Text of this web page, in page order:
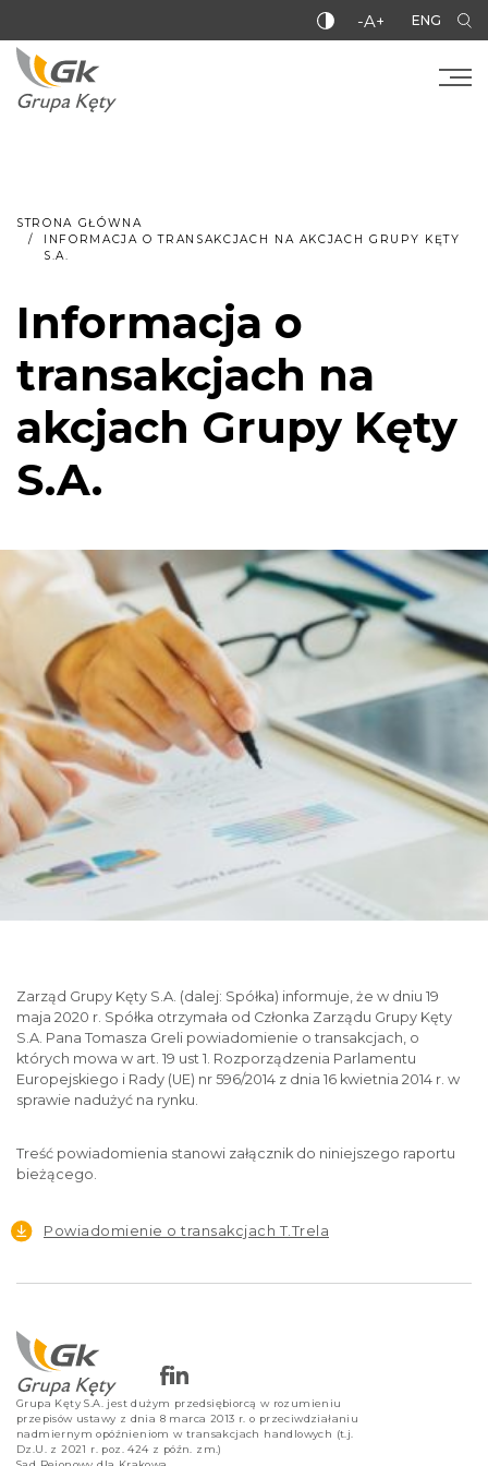
-A+ ENG
STRONA GŁÓWNA
INFORMACJA O TRANSAKCJACH NA AKCJACH GRUPY KĘTY
S.A.
Informacja o
transakcjach na
akcjach Grupy Kęty
S.A.
Zarząd Grupy Kęty S.A. (dalej: Spółka) informuje, że w dniu 19
maja 2020 r. Spółka otrzymała od Członka Zarządu Grupy Kęty
S.A. Pana Tomasza Greli powiadomienie o transakcjach, o
których mowa w art. 19 ust 1. Rozporządzenia Parlamentu
Europejskiego i Rady (UE) nr 596/2014 z dnia 16 kwietnia 2014 r. w
sprawie nadużyć na rynku.
Treść powiadomienia stanowi załącznik do niniejszego raportu
bieżącego.
Powiadomienie o transakcjach T.Trela
Grupa Kęty S.A. jest dużym przedsiębiorcą w rozumieniu
przepisów ustawy z dnia 8 marca 2013 r. o przeciwdziałaniu
nadmiernym opóźnieniom w transakcjach handlowych (t.j.
Dz.U. z 2021 r. poz. 424 z późn. zm.)